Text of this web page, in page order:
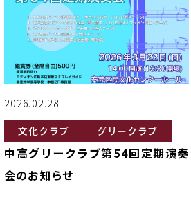
2026.02.28
文化クラブ
グリークラブ
中高グリークラブ第54回定期演奏
会のお知らせ